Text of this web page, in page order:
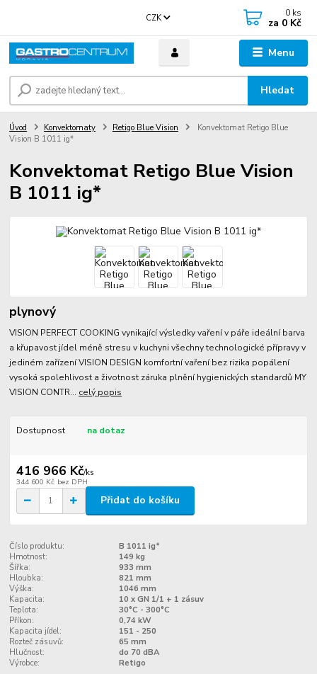
Menu
CZK
Hledat
0 ks
za 0 Kč
Úvod Konvektomaty Retigo Blue Vision
Konvektomat Retigo Blue
Vision B 1011 ig*
Konvektomat Retigo Blue Vision
B 1011 ig*
plynový
VISION PERFECT COOKING vynikající výsledky vaření v páře ideální barva
a křupavost jídel méně stresu v kuchyni všechny technologické přípravy v
jediném zařízení VISION DESIGN komfortní vaření bez rizika popálení
vysoká spolehlivost a životnost záruka plnění hygienických standardů MY
VISION CONTR... celý popis
Dostupnost na dotaz
416 966 Kč/ks
344 600 Kč bez DPH
Přidat do košíku
Číslo produktu:
B 1011 ig*
Hmotnost:
149 kg
Šířka:
933 mm
Hloubka:
821 mm
Výška:
1046 mm
Kapacita:
10 x GN 1/1 + 1 zásuv
Teplota:
30°C - 300°C
Příkon:
0,74 kW
Kapacita jídel:
151 - 250
Rozteč zásuvů:
65 mm
Hlučnost:
do 70 dBA
Výrobce:
Retigo